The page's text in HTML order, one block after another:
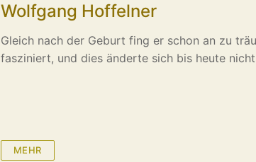
Wolfgang Hoffelner
Gleich nach der Geburt fing er schon an zu
fasziniert, und dies änderte sich bis heute
MEHR